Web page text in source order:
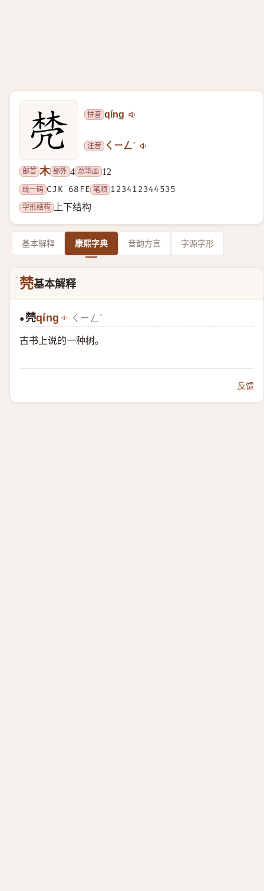
拼音 qíng
注音 ㄑㄧㄥˊ
部首 木 部外 4 总笔画 12
统一码 CJK 68FE 笔顺 123412344535
字形结构
上下结构
基本解释 康熙字典 音韵方言 字源字形
棾基本解释
●棾qíng ㄑㄧㄥˊ
古书上说的一种树。
反馈